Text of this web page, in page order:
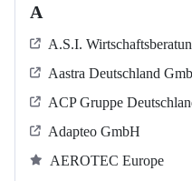
A
A.S.I.
Aastra Deutschland
ACP Gruppe
Adapteo GmbH
AEROTEC Europe